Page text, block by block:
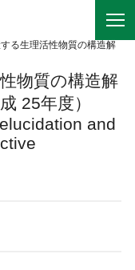
る生理活性物質の構造解
物質の構造解
25年度）
and